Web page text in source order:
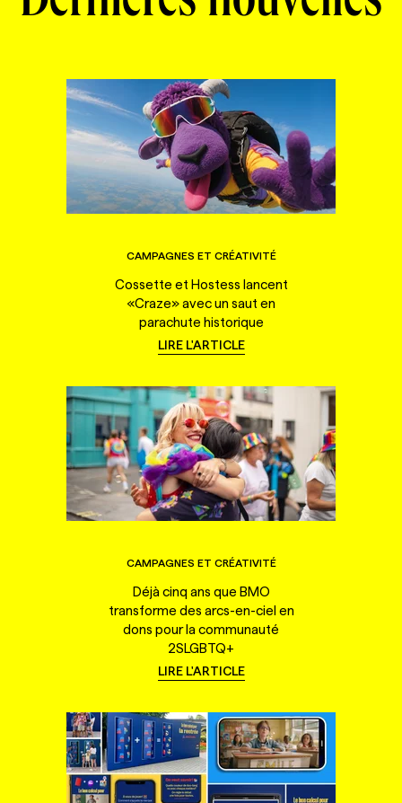
CAMPAGNES ET CRÉATIVITÉ
Cossette et Hostess lancent
«Craze» avec un saut en
parachute historique
LIRE L'ARTICLE
CAMPAGNES ET CRÉATIVITÉ
Déjà cinq ans que BMO
transforme des arcs-en-ciel en
dons pour la communauté
2SLGBTQ+
LIRE L'ARTICLE